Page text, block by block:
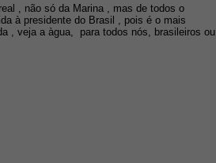
, não só da Marina , mas de todos o
à presidente do Brasil , pois é o mais
, veja a àgua, para todos nós, brasileiros ou